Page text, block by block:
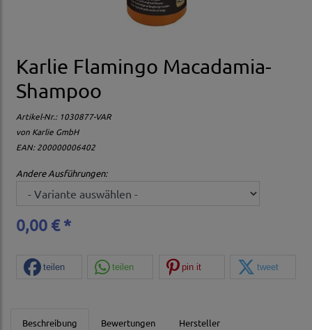
Karlie Flamingo Macadamia-
Shampoo
Artikel-Nr.: 1030877-VAR
von Karlie GmbH
EAN: 200000006402
Andere Ausführungen:
0,00 € *
teilen teilen pin it tweet
Beschreibung Bewertungen Hersteller